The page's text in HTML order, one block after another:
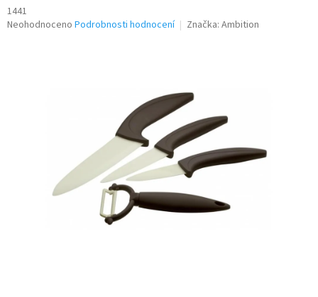
1441
Průměrné
Neohodnoceno Podrobnosti hodnocení Značka: Ambition